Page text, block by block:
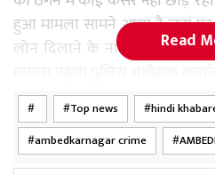
हुआ मामला सामने आया है जहां पर
लोन दिलाने के नाम पर Rs.Read
Top news hindi
ambedkarnagar crime